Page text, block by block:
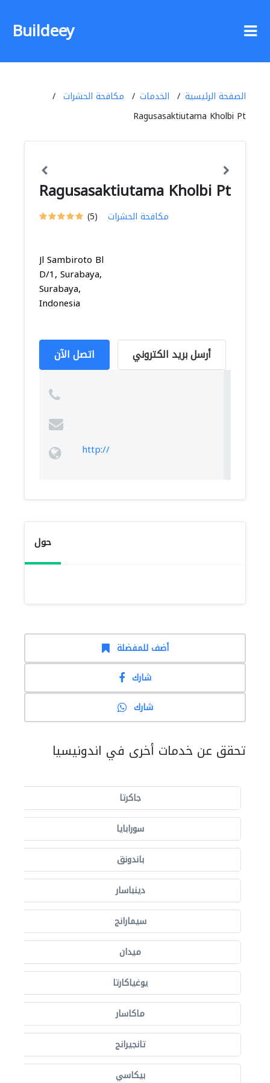
Buildeey
الصفحة الرئيسية الخدمات
مكافحة الحشرات
Ragusasaktiutama Kholbi Pt
Ragusasaktiutama Kholbi Pt
(5) مكافحة الحشرات
Jl Sambiroto Bl
D/1, Surabaya,
Surabaya,
Indonesia
اتصل الآن أرسل بريد الكتروني
http://
حول
أضف للمفضلة
شارك
شارك
تحقق عن خدمات أخرى في اندونيسيا
جاكرتا
سورابايا
باندونق
دينباسار
سيمارانج
ميدان
يوغياكارتا
ماكاسار
تانجيرانج
بيكاسي